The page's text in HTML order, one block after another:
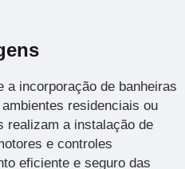
a incorporação de banheiras
residenciais ou
realizam a instalação de
e controles
eficiente e seguro das